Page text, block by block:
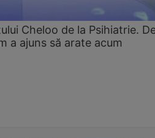
Cheloo de la Psihiatrie.
a ajuns să arate acum